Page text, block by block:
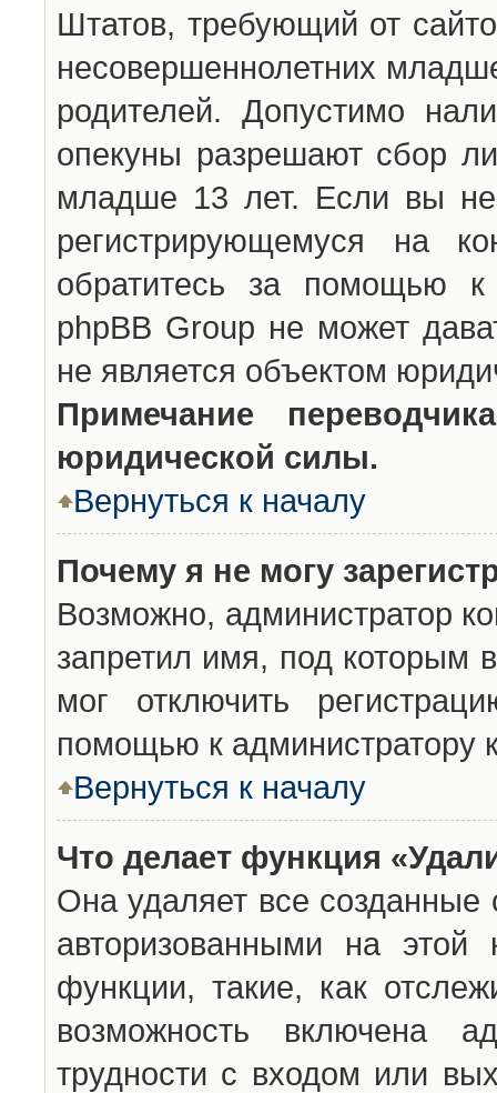
Штатов, требующий от
несовершеннолетних
родителей. Допустимо
опекуны разрешают сбор
младше 13 лет. Если вы
регистрирующемуся на
обратитесь за помощью к
phpBB Group не может
не является объектом
Примечание
юридической силы.
Вернуться к началу
Почему я не могу
Возможно, администратор
запретил имя, под которым
мог отключить
помощью к администратору
Вернуться к началу
Что делает функция
Она удаляет все созданные
авторизованными на
функции, такие, как
возможность включена
трудности с входом или